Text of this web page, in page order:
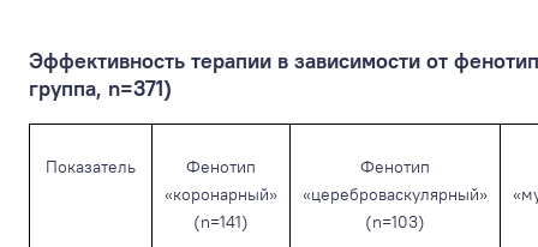
Эффективность терапии в зависимости от
группа, n=371)
Показатель
Фенотип
«коронарный»
(n=141)
Фенотип
«цереброваскулярный»
(n=103)